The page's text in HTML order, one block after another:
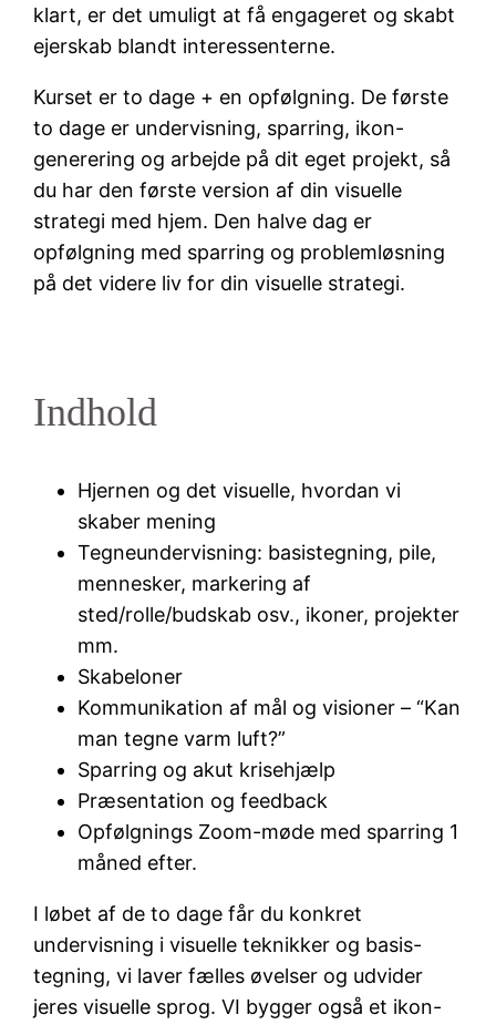
klart, er det umuligt at få engageret og skabt
ejerskab blandt interessenterne.
Kurset er to dage + en opfølgning. De første
to dage er undervisning, sparring, ikon-
generering og arbejde på dit eget projekt, så
du har den første version af din visuelle
strategi med hjem. Den halve dag er
opfølgning med sparring og problemløsning
på det videre liv for din visuelle strategi.
Indhold
Hjernen og det visuelle, hvordan vi
skaber mening
Tegneundervisning: basistegning, pile,
mennesker, markering af
sted/rolle/budskab osv., ikoner, projekter
mm.
Skabeloner
Kommunikation af mål og visioner – “Kan
man tegne varm luft?”
Sparring og akut krisehjælp
Præsentation og feedback
Opfølgnings Zoom-møde med sparring 1
måned efter.
I løbet af de to dage får du konkret
undervisning i visuelle teknikker og basis-
tegning, vi laver fælles øvelser og udvider
jeres visuelle sprog. VI bygger også et ikon-